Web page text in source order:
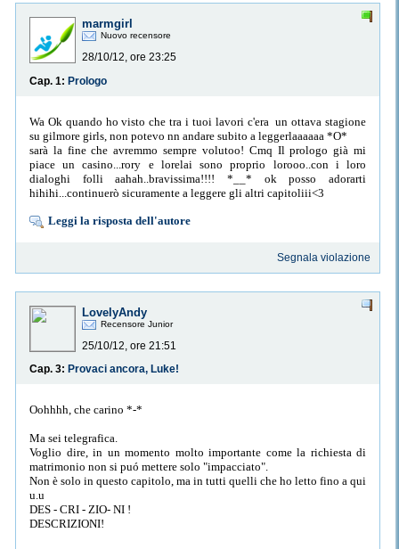
marmgirl
Nuovo recensore
28/10/12, ore 23:25
Cap. 1: Prologo
Wa Ok quando ho visto che tra i tuoi lavori c'era un ottava stagione
su gilmore girls, non potevo nn andare subito a leggerlaaaaaa *O*
sarà la fine che avremmo sempre volutoo! Cmq Il prologo già mi
piace un casino...rory e lorelai sono proprio lorooo..con i loro
dialoghi folli aahah..bravissima!!!! *__* ok posso adorarti
hihihi...continuerò sicuramente a leggere gli altri capitoliii<3
Leggi la risposta dell'autore
Segnala violazione
LovelyAndy
Recensore Junior
25/10/12, ore 21:51
Cap. 3: Provaci ancora, Luke!
Oohhhh, che carino *-*
Ma sei telegrafica.
Voglio dire, in un momento molto importante come la richiesta di
matrimonio non si puó mettere solo "impacciato".
Non è solo in questo capitolo, ma in tutti quelli che ho letto fino a qui
u.u
DES - CRI - ZIO- NI !
DESCRIZIONI!